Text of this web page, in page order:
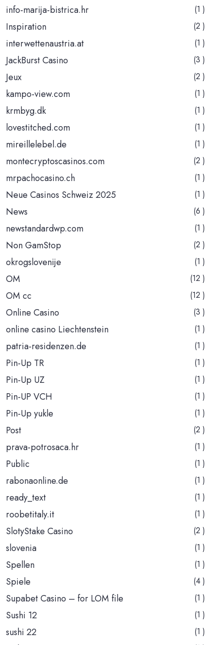
info-marija-bistrica.hr (1 )
Inspiration (2 )
interwettenaustria.at (1 )
JackBurst Casino (3 )
Jeux (2 )
kampo-view.com (1 )
krmbyg.dk (1 )
lovestitched.com (1 )
mireillelebel.de (1 )
montecryptoscasinos.com (2 )
mrpachocasino.ch (1 )
Neue Casinos Schweiz 2025 (1 )
News (6 )
newstandardwp.com (1 )
Non GamStop (2 )
okrogslovenije (1 )
OM (12 )
OM cc (12 )
Online Casino (3 )
online casino Liechtenstein (1 )
patria-residenzen.de (1 )
Pin-Up TR (1 )
Pin-Up UZ (1 )
Pin-UP VCH (1 )
Pin-Up yukle (1 )
Post (2 )
prava-potrosaca.hr (1 )
Public (1 )
rabonaonline.de (1 )
ready_text (1 )
roobetitaly.it (1 )
SlotyStake Casino (2 )
slovenia (1 )
Spellen (1 )
Spiele (4 )
Supabet Casino – for LOM file (1 )
Sushi 12 (1 )
sushi 22 (1 )